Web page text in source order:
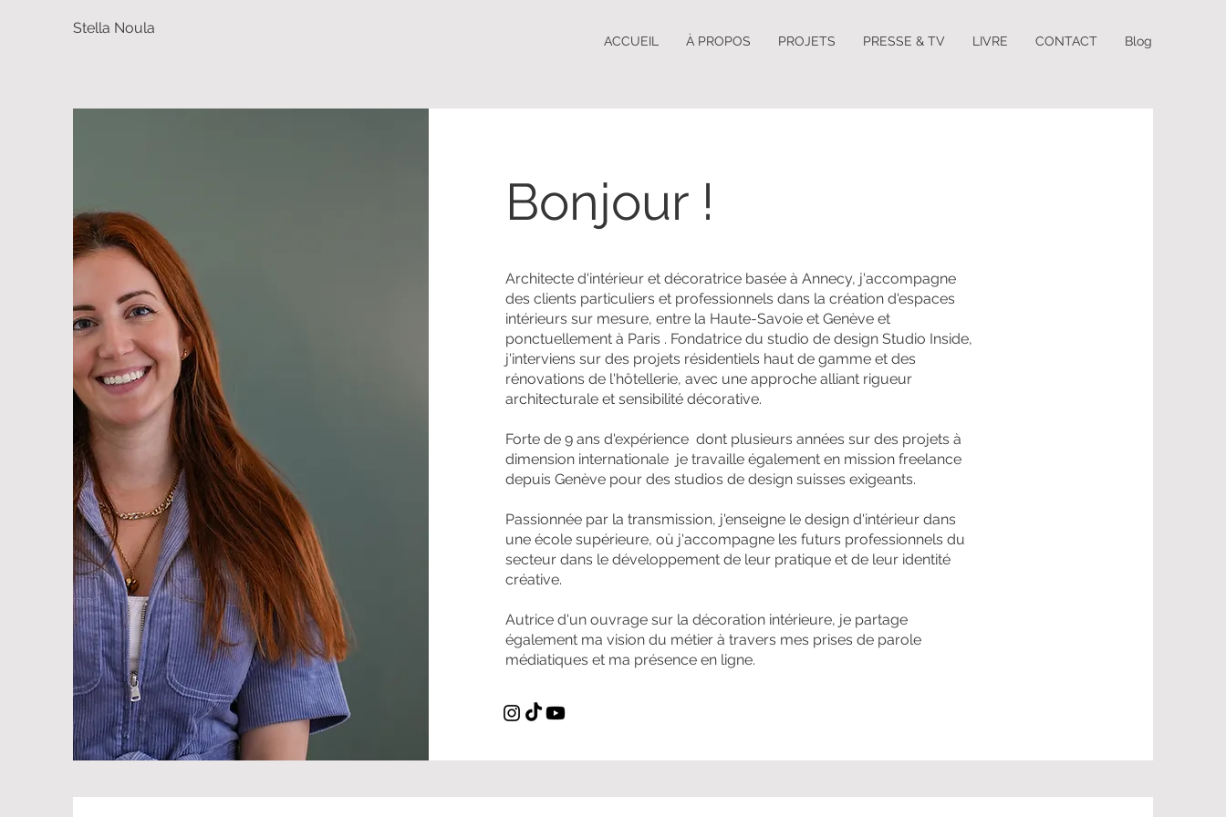
Stella Noula
ACCUEIL À PROPOS PROJETS PRESSE & TV LIVRE CONTACT Blog
Bonjour !
Architecte d'intérieur et décoratrice basée à Annecy, j'accompagne
des clients particuliers et professionnels dans la création d'espaces
intérieurs sur mesure, entre la Haute-Savoie et Genève et
ponctuellement à Paris . Fondatrice du studio de design Studio Inside,
j'interviens sur des projets résidentiels haut de gamme et des
rénovations de l'hôtellerie, avec une approche alliant rigueur
architecturale et sensibilité décorative.
Forte de 9 ans d'expérience dont plusieurs années sur des projets à
dimension internationale je travaille également en mission freelance
depuis Genève pour des studios de design suisses exigeants.
Passionnée par la transmission, j'enseigne le design d'intérieur dans
une école supérieure, où j'accompagne les futurs professionnels du
secteur dans le développement de leur pratique et de leur identité
créative.
Autrice d'un ouvrage sur la décoration intérieure, je partage
également ma vision du métier à travers mes prises de parole
médiatiques et ma présence en ligne.